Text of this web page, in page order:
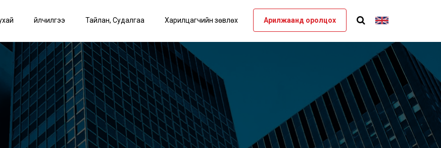
Үйлчилгээ Тайлан, Судалгаа Харилцагчийн зөвлөх Арилжаанд оролцох